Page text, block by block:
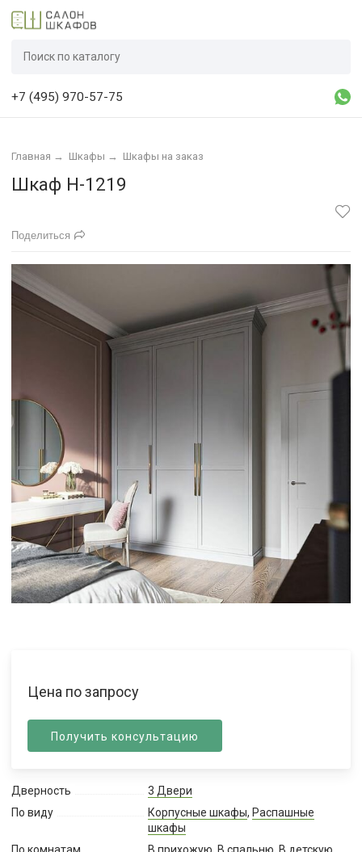
+7 (495) 970-57-75
Главная → Шкафы → Шкафы на заказ
Шкаф Н-1219
Поделиться
Цена по запросу
Получить консультацию
Дверность
3 Двери
По виду
Корпусные шкафы, Распашные
шкафы